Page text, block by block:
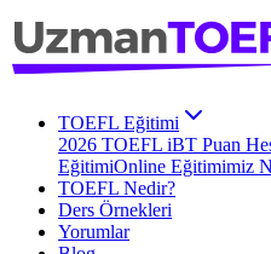
TOEFL Eğitimi
2026 TOEFL iBT Puan
EğitimiOnline Eğitimimiz
TOEFL Nedir?
Ders Örnekleri
Yorumlar